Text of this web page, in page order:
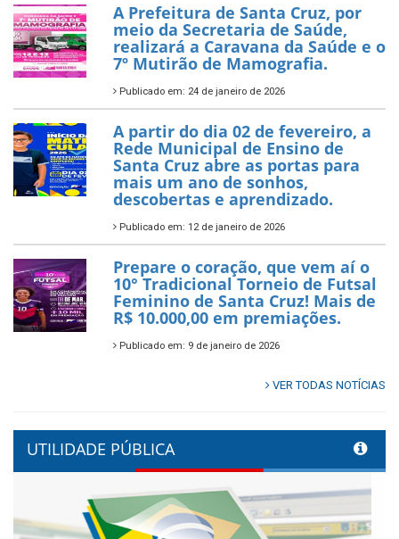
A Prefeitura de Santa Cruz, por
meio da Secretaria de Saúde,
realizará a Caravana da Saúde e o
7º Mutirão de Mamografia.
Publicado em: 24 de janeiro de 2026
A partir do dia 02 de fevereiro, a
Rede Municipal de Ensino de
Santa Cruz abre as portas para
mais um ano de sonhos,
descobertas e aprendizado.
Publicado em: 12 de janeiro de 2026
Prepare o coração, que vem aí o
10° Tradicional Torneio de Futsal
Feminino de Santa Cruz! Mais de
R$ 10.000,00 em premiações.
Publicado em: 9 de janeiro de 2026
VER TODAS NOTÍCIAS
UTILIDADE PÚBLICA